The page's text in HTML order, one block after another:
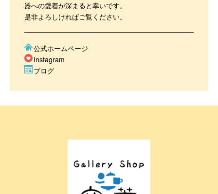
器への愛着が深まると幸いです。
是非よろしければご覧ください。
公式ホームページ
Instagram
ブログ